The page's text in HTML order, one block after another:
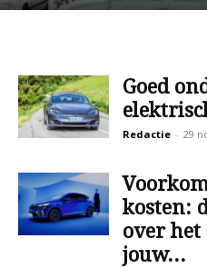
Goed
Redactie - 29
kosten:
over
jouw...